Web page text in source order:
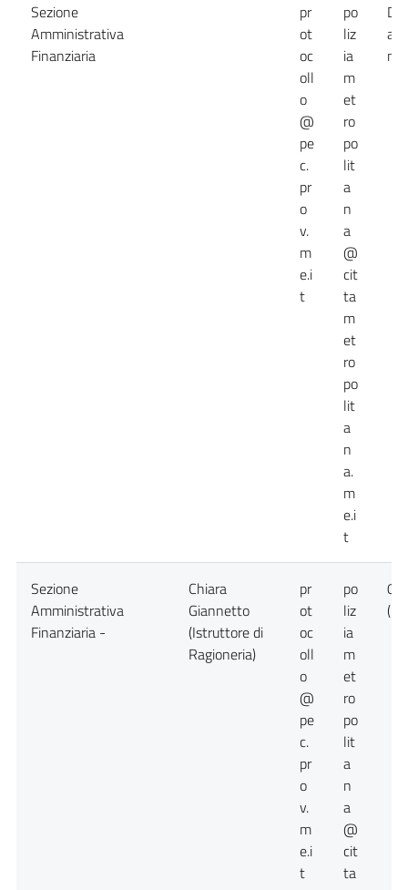
Sezione
Amministrativa
Finanziaria
pr
ot
oc
oll
o
@
pe
c.
pr
o
v.
m
e.i
t
po
liz
ia
m
et
ro
po
lit
a
n
a
@
cit
ta
m
et
ro
po
lit
a
n
a.
m
e.i
t
Sezione
Amministrativa
Finanziaria -
Chiara
Giannetto
(Istruttore di
Ragioneria)
pr
ot
oc
oll
o
@
pe
c.
pr
o
v.
m
e.i
t
po
liz
ia
m
et
ro
po
lit
a
n
a
@
cit
ta
(